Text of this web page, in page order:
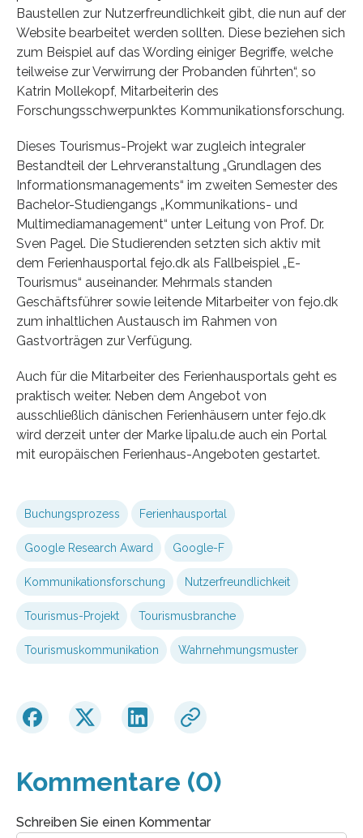
Baustellen zur Nutzerfreundlichkeit gibt, die nun auf der
Website bearbeitet werden sollten. Diese beziehen sich
zum Beispiel auf das Wording einiger Begriffe, welche
teilweise zur Verwirrung der Probanden führten“, so
Katrin Mollekopf, Mitarbeiterin des
Forschungsschwerpunktes Kommunikationsforschung.
Dieses Tourismus-Projekt war zugleich integraler
Bestandteil der Lehrveranstaltung „Grundlagen des
Informationsmanagements“ im zweiten Semester des
Bachelor-Studiengangs „Kommunikations- und
Multimediamanagement“ unter Leitung von Prof. Dr.
Sven Pagel. Die Studierenden setzten sich aktiv mit
dem Ferienhausportal fejo.dk als Fallbeispiel „E-
Tourismus“ auseinander. Mehrmals standen
Geschäftsführer sowie leitende Mitarbeiter von fejo.dk
zum inhaltlichen Austausch im Rahmen von
Gastvorträgen zur Verfügung.
Auch für die Mitarbeiter des Ferienhausportals geht es
praktisch weiter. Neben dem Angebot von
ausschließlich dänischen Ferienhäusern unter fejo.dk
wird derzeit unter der Marke lipalu.de auch ein Portal
mit europäischen Ferienhaus-Angeboten gestartet.
Buchungsprozess Ferienhausportal
Google Research Award Google-F
Kommunikationsforschung Nutzerfreundlichkeit
Tourismus-Projekt Tourismusbranche
Tourismuskommunikation Wahrnehmungsmuster
Kommentare (0)
Schreiben Sie einen Kommentar